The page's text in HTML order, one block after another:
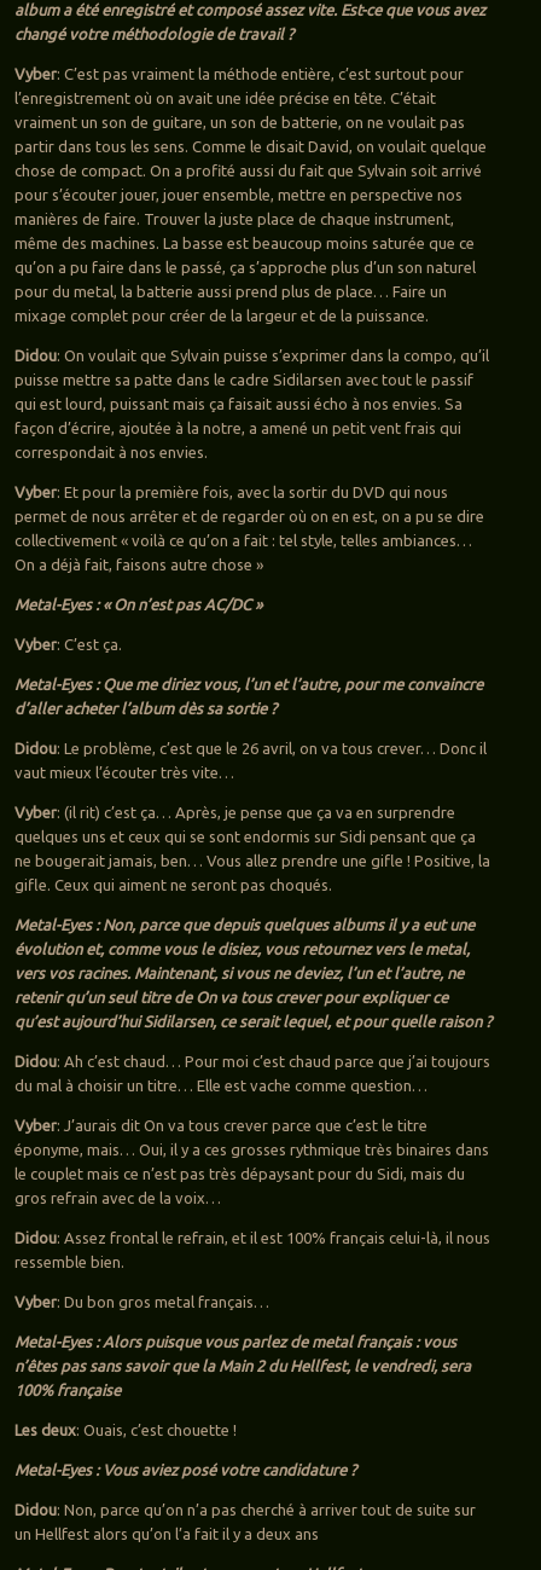
album a été enregistré et composé assez vite. Est-ce que vous avez
changé votre méthodologie de travail ?
Vyber: C’est pas vraiment la méthode entière, c’est surtout pour
l’enregistrement où on avait une idée précise en tête. C’était
vraiment un son de guitare, un son de batterie, on ne voulait pas
partir dans tous les sens. Comme le disait David, on voulait quelque
chose de compact. On a profité aussi du fait que Sylvain soit arrivé
pour s’écouter jouer, jouer ensemble, mettre en perspective nos
manières de faire. Trouver la juste place de chaque instrument,
même des machines. La basse est beaucoup moins saturée que ce
qu’on a pu faire dans le passé, ça s’approche plus d’un son naturel
pour du metal, la batterie aussi prend plus de place… Faire un
mixage complet pour créer de la largeur et de la puissance.
Didou: On voulait que Sylvain puisse s’exprimer dans la compo, qu’il
puisse mettre sa patte dans le cadre Sidilarsen avec tout le passif
qui est lourd, puissant mais ça faisait aussi écho à nos envies. Sa
façon d’écrire, ajoutée à la notre, a amené un petit vent frais qui
correspondait à nos envies.
Vyber: Et pour la première fois, avec la sortir du DVD qui nous
permet de nous arrêter et de regarder où on en est, on a pu se dire
collectivement « voilà ce qu’on a fait : tel style, telles ambiances…
On a déjà fait, faisons autre chose »
Metal-Eyes : « On n’est pas AC/DC »
Vyber: C’est ça.
Metal-Eyes : Que me diriez vous, l’un et l’autre, pour me convaincre
d’aller acheter l’album dès sa sortie ?
Didou: Le problème, c’est que le 26 avril, on va tous crever… Donc il
vaut mieux l’écouter très vite…
Vyber: (il rit) c’est ça… Après, je pense que ça va en surprendre
quelques uns et ceux qui se sont endormis sur Sidi pensant que ça
ne bougerait jamais, ben… Vous allez prendre une gifle ! Positive, la
gifle. Ceux qui aiment ne seront pas choqués.
Metal-Eyes : Non, parce que depuis quelques albums il y a eut une
évolution et, comme vous le disiez, vous retournez vers le metal,
vers vos racines. Maintenant, si vous ne deviez, l’un et l’autre, ne
retenir qu’un seul titre de On va tous crever pour expliquer ce
qu’est aujourd’hui Sidilarsen, ce serait lequel, et pour quelle raison ?
Didou: Ah c’est chaud… Pour moi c’est chaud parce que j’ai toujours
du mal à choisir un titre… Elle est vache comme question…
Vyber: J’aurais dit On va tous crever parce que c’est le titre
éponyme, mais… Oui, il y a ces grosses rythmique très binaires dans
le couplet mais ce n’est pas très dépaysant pour du Sidi, mais du
gros refrain avec de la voix…
Didou: Assez frontal le refrain, et il est 100% français celui-là, il nous
ressemble bien.
Vyber: Du bon gros metal français…
Metal-Eyes : Alors puisque vous parlez de metal français : vous
n’êtes pas sans savoir que la Main 2 du Hellfest, le vendredi, sera
100% française
Les deux: Ouais, c’est chouette !
Metal-Eyes : Vous aviez posé votre candidature ?
Didou: Non, parce qu’on n’a pas cherché à arriver tout de suite sur
un Hellfest alors qu’on l’a fait il y a deux ans